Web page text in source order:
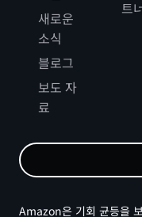
새로운
소식
블로그
보도 자
료
트
Amazon은 기회 균등을